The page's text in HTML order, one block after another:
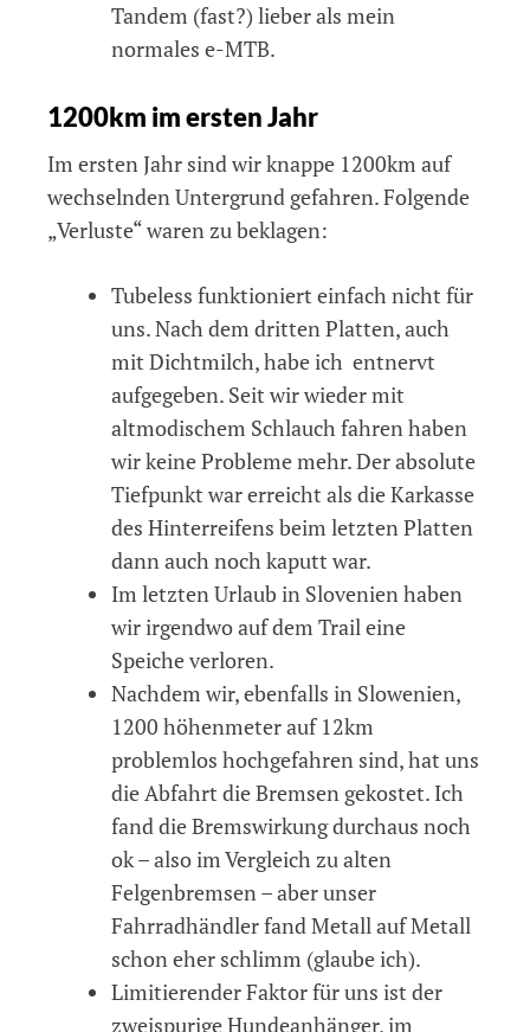
Tandem (fast?) lieber als mein
normales e-MTB.
1200km im ersten Jahr
Im ersten Jahr sind wir knappe 1200km auf
wechselnden Untergrund gefahren. Folgende
„Verluste“ waren zu beklagen:
Tubeless funktioniert einfach nicht für
uns. Nach dem dritten Platten, auch
mit Dichtmilch, habe ich entnervt
aufgegeben. Seit wir wieder mit
altmodischem Schlauch fahren haben
wir keine Probleme mehr. Der absolute
Tiefpunkt war erreicht als die Karkasse
des Hinterreifens beim letzten Platten
dann auch noch kaputt war.
Im letzten Urlaub in Slovenien haben
wir irgendwo auf dem Trail eine
Speiche verloren.
Nachdem wir, ebenfalls in Slowenien,
1200 höhenmeter auf 12km
problemlos hochgefahren sind, hat uns
die Abfahrt die Bremsen gekostet. Ich
fand die Bremswirkung durchaus noch
ok – also im Vergleich zu alten
Felgenbremsen – aber unser
Fahrradhändler fand Metall auf Metall
schon eher schlimm (glaube ich).
Limitierender Faktor für uns ist der
zweispurige Hundeanhänger, im